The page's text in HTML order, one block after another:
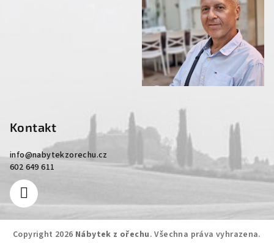
Kontakt
info@nabytekzorechu.cz
602 649 611
Copyright 2026 Nábytek z ořechu. Všechna práva vyhrazena.